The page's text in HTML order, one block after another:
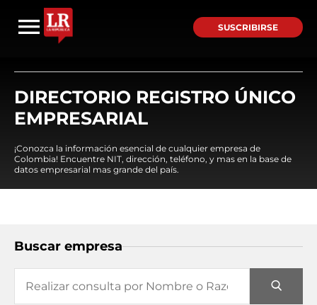
SUSCRIBIRSE
DIRECTORIO REGISTRO ÚNICO
EMPRESARIAL
¡Conozca la información esencial de cualquier empresa de
Colombia! Encuentre NIT, dirección, teléfono, y mas en la base de
datos empresarial mas grande del país.
Buscar empresa